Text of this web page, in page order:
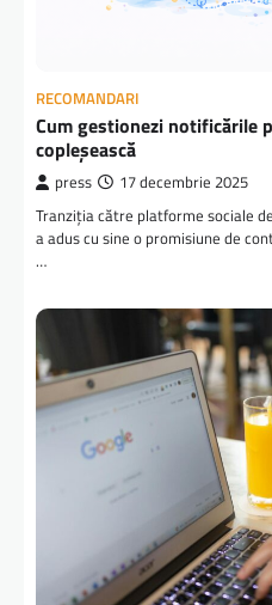
RECOMANDARI
Cum gestionezi notificările
copleșească
press 17 decembrie 2025
Tranziția către platforme sociale
a adus cu sine o promisiune de
…